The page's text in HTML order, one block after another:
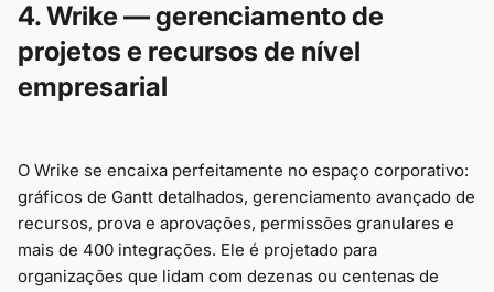
4. Wrike — gerenciamento de
projetos e recursos de nível
empresarial
O Wrike se encaixa perfeitamente no espaço corporativo:
gráficos de Gantt detalhados, gerenciamento avançado de
recursos, prova e aprovações, permissões granulares e
mais de 400 integrações. Ele é projetado para
organizações que lidam com dezenas ou centenas de